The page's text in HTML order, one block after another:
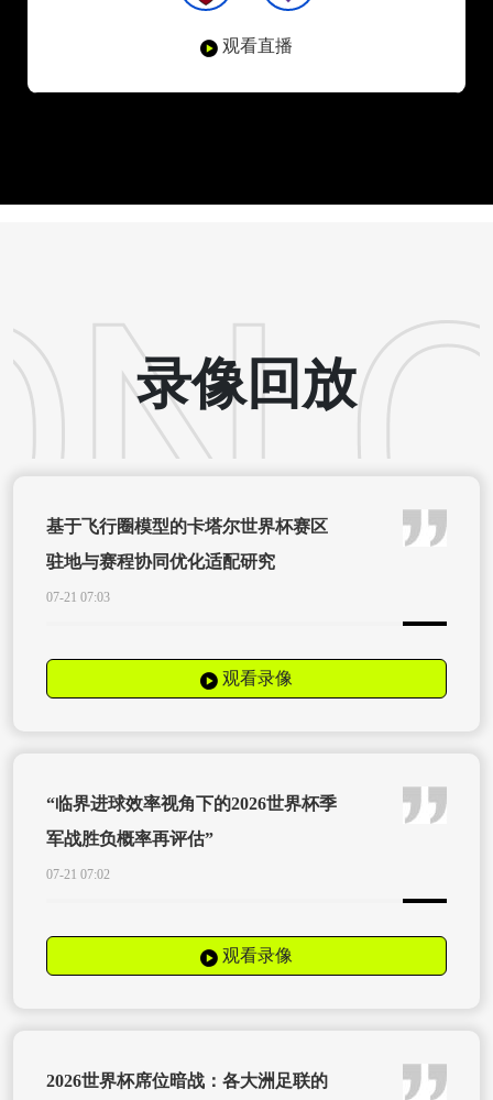
观看直播
录像回放
基于飞行圈模型的卡塔尔世界杯赛区
驻地与赛程协同优化适配研究
07-21 07:03
观看录像
“临界进球效率视角下的2026世界杯季
军战胜负概率再评估”
07-21 07:02
观看录像
2026世界杯席位暗战：各大洲足联的